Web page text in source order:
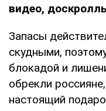
видео,
Запасы
скудными,
блокадой и
обрекли
настоящий